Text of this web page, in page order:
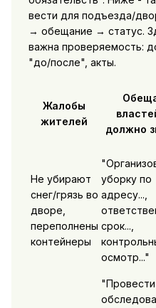
вести для подъезда/
→ обещание → статус.
важна проверяемость:
"до/после", акты.
Жалобы
жителей
должно
Не убирают
снег/грязь во
дворе,
переполнены
контейнеры
уборку по
адресу...,
срок...,
осмотр..."
"Провести